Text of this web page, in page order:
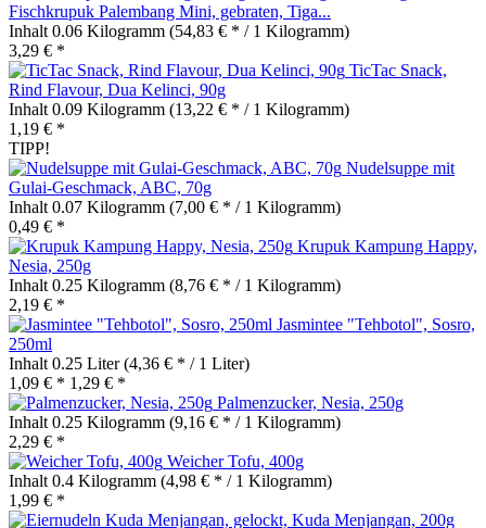
Fischkrupuk Palembang Mini, gebraten, Tiga...
Inhalt 0.06 Kilogramm (54,83 € * / 1 Kilogramm)
3,29 € *
TicTac Snack,
Rind Flavour, Dua Kelinci, 90g
Inhalt 0.09 Kilogramm (13,22 € * / 1 Kilogramm)
1,19 € *
TIPP!
Nudelsuppe mit
Gulai-Geschmack, ABC, 70g
Inhalt 0.07 Kilogramm (7,00 € * / 1 Kilogramm)
0,49 € *
Krupuk Kampung Happy,
Nesia, 250g
Inhalt 0.25 Kilogramm (8,76 € * / 1 Kilogramm)
2,19 € *
Jasmintee "Tehbotol", Sosro,
250ml
Inhalt 0.25 Liter(4,36 € * / 1 Liter)
1,09 € * 1,29 € *
Palmenzucker, Nesia, 250g
Inhalt 0.25 Kilogramm (9,16 € * / 1 Kilogramm)
2,29 € *
Weicher Tofu, 400g
Inhalt 0.4 Kilogramm (4,98 € * / 1 Kilogramm)
1,99 € *